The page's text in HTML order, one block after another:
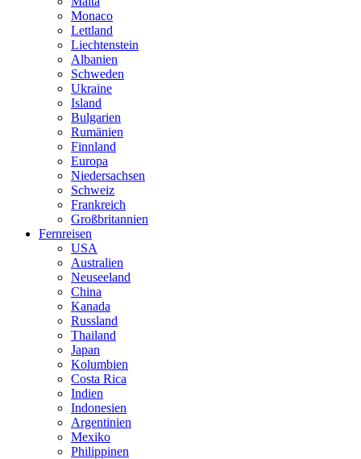
Monaco
Lettland
Liechtenstein
Albanien
Schweden
Ukraine
Island
Bulgarien
Rumänien
Finnland
Europa
Niedersachsen
Schweiz
Frankreich
Großbritannien
Fernreisen
USA
Australien
Neuseeland
China
Kanada
Russland
Thailand
Japan
Kolumbien
Costa Rica
Indien
Indonesien
Argentinien
Mexiko
Philippinen